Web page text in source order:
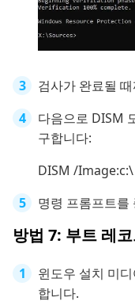
검사가 완료될
다음으로 DISM
구합니다:
DISM /
명령 프롬프트를
방법 7: 부트 레
윈도우 설치 미
합니다.